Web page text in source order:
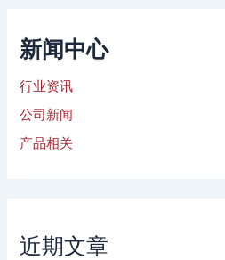
新闻中心
行业资讯
公司新闻
产品相关
近期文章